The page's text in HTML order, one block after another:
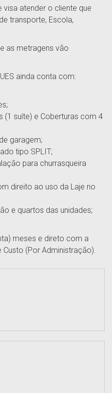
atender o cliente que
transporte, Escola,
as metragens vão
ainda conta com:
suíte) e Coberturas com 4
garagem;
tipo SPLIT;
para churrasqueira
direito ao uso da Laje no
e quartos das unidades;
meses e direto com a
Custo (Por Administração).